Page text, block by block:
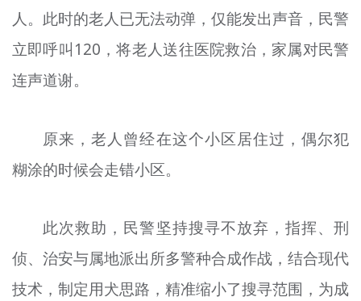
人。此时的老人已无法动弹，仅能发出声音，民警
立即呼叫120，将老人送往医院救治，家属对民警
连声道谢。
原来，老人曾经在这个小区居住过，偶尔犯
糊涂的时候会走错小区。
此次救助，民警坚持搜寻不放弃，指挥、刑
侦、治安与属地派出所多警种合成作战，结合现代
技术，制定用犬思路，精准缩小了搜寻范围，为成